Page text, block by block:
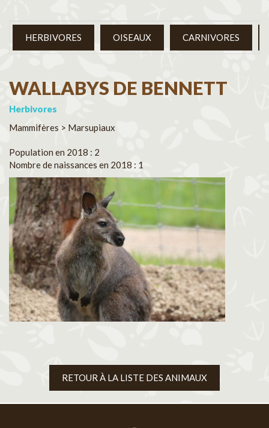
HERBIVORES OISEAUX CARNIVORES
WALLABYS DE BENNETT
Herbivores
Mammifères > Marsupiaux
Population en 2018 : 2
Nombre de naissances en 2018 : 1
RETOUR À LA LISTE DES ANIMAUX